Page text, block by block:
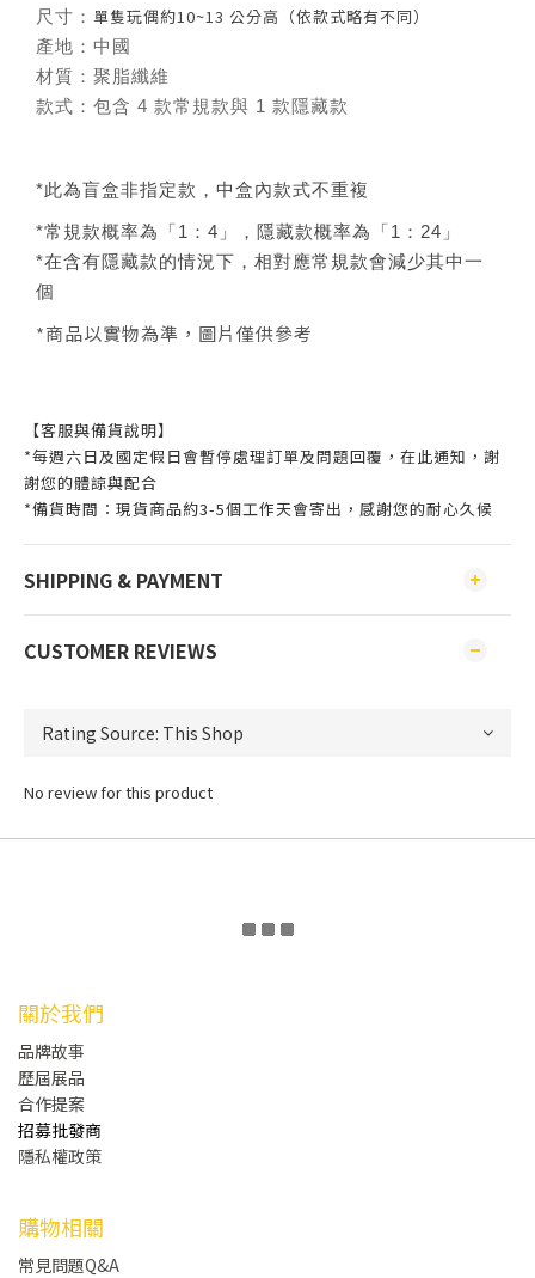
尺寸： 單隻玩偶約10~13 公分高（依款式略有不同）
產地：中國
材質：聚脂纖維
款式：包含 4 款常規款與 1 款隱藏款
*此為盲盒非指定款，中盒內款式不重複
*常規款概率為「1：4」，隱藏款概率為「1：24」
*在含有隱藏款的情況下，相對應常規款會減少其中一
個
*商品以實物為準，圖片僅供參考
【客服與備貨說明】
*每週六日及國定假日會暫停處理訂單及問題回覆，在此通知，謝
謝您的體諒與配合
*備貨時間：現貨商品約3-5個工作天會寄出，感謝您的耐心久候
SHIPPING & PAYMENT
CUSTOMER REVIEWS
No review for this product
關於我們
品牌故事
歷屆展品
合作提案
招募批發商
隱私權政策
購物相關
常見問題Q&A